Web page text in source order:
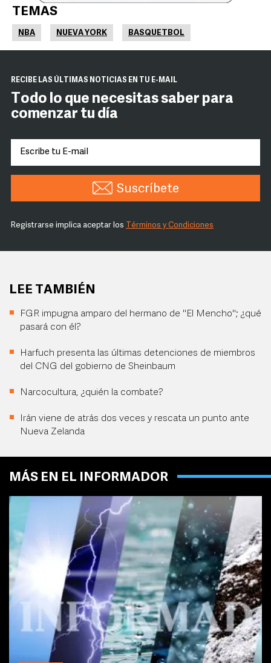
TEMAS
NBA NUEVA YORK BASQUETBOL
RECIBE LAS ÚLTIMAS NOTICIAS EN TU E-MAIL
Todo lo que necesitas saber para
comenzar tu día
Suscríbete
Registrarse implica aceptar los Términos y Condiciones
LEE TAMBIÉN
FGR impugna amparo del hermano de "El Mencho"; ¿qué
pasará con él?
Harfuch presenta las últimas detenciones de miembros
del CNG del gobierno de Sheinbaum
Narcocultura, ¿quién la combate?
Irán viene de atrás dos veces y rescata un punto ante
Nueva Zelanda
MÁS EN EL INFORMADOR